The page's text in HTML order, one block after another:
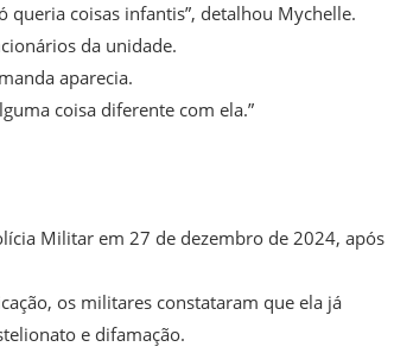
queria coisas infantis”, detalhou Mychelle.
da unidade.
aparecia.
coisa diferente com ela.”
Militar em 27 de dezembro de 2024, após
os militares constataram que ela já
e difamação.